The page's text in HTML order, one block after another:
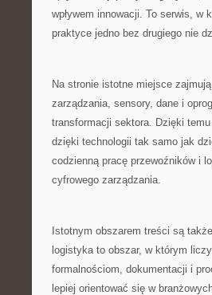
wpływem innowacji. To serwis, w
praktyce jedno bez drugiego nie
Na stronie istotne miejsce
zarządzania, sensory, dane i
transformacji sektora. Dzięki
dzięki technologii tak samo jak
codzienną pracę przewoźników i
cyfrowego zarządzania.
Istotnym obszarem treści są
logistyka to obszar, w którym
formalnościom, dokumentacji i
lepiej orientować się w